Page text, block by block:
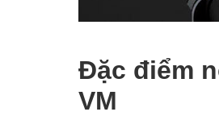
Đặc điểm
VM